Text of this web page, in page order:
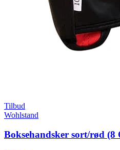
Tilbud
Wohlstand
Boksehandsker sort/rød (8